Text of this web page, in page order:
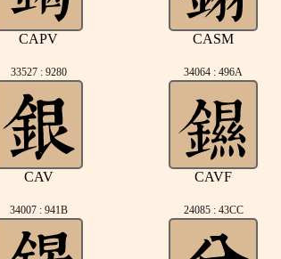
CAPV CASM
33527 : 9280
CAV
34064 : 496A
CAVF
34007 : 941B 24085 : 43CC